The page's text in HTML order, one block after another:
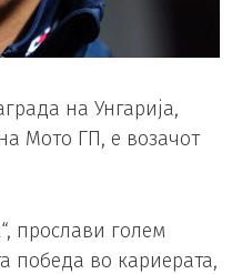
на Унгарија,
Мото ГП, е возачот
прослави голем
победа во кариерата,